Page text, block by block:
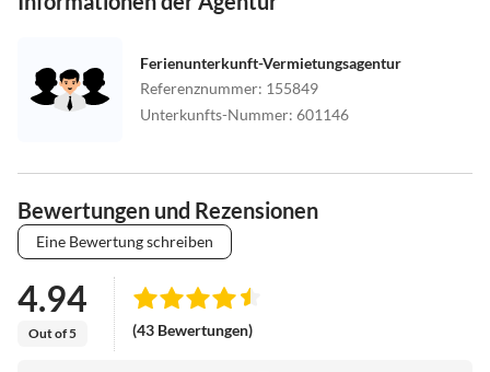
Ferienunterkunft-Vermietungsagentur
Referenznummer: 155849
Unterkunfts-Nummer: 601146
Bewertungen und Rezensionen
Eine Bewertung schreiben
4.94
Out of 5 (43 Bewertungen)